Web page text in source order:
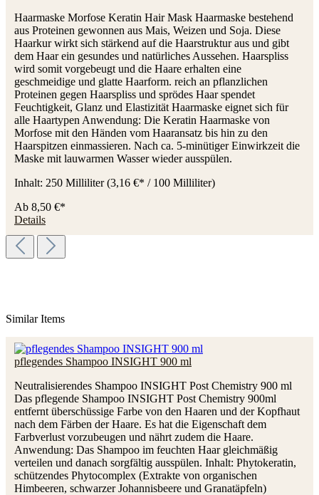
Haarmaske Morfose Keratin Hair Mask Haarmaske bestehend
aus Proteinen gewonnen aus Mais, Weizen und Soja. Diese
Haarkur wirkt sich stärkend auf die Haarstruktur aus und gibt
dem Haar ein gesundes und natürliches Aussehen. Haarspliss
wird somit vorgebeugt und die Haare erhalten eine
geschmeidige und glatte Haarform. reich an pflanzlichen
Proteinen gegen Haarspliss und sprödes Haar spendet
Feuchtigkeit, Glanz und Elastizität Haarmaske eignet sich für
alle Haartypen Anwendung: Die Keratin Haarmaske von
Morfose mit den Händen vom Haaransatz bis hin zu den
Haarspitzen einmassieren. Nach ca. 5-minütiger Einwirkzeit die
Maske mit lauwarmen Wasser wieder ausspülen.
Inhalt: 250 Milliliter(3,16 €* / 100 Milliliter)
Ab 8,50 €*
Details
Similar Items
pflegendes Shampoo INSIGHT 900 ml
Neutralisierendes Shampoo INSIGHT Post Chemistry 900 ml
Das pflegende Shampoo INSIGHT Post Chemistry 900ml
entfernt überschüssige Farbe von den Haaren und der Kopfhaut
nach dem Färben der Haare. Es hat die Eigenschaft dem
Farbverlust vorzubeugen und nährt zudem die Haare.
Anwendung: Das Shampoo im feuchten Haar gleichmäßig
verteilen und danach sorgfältig ausspülen. Inhalt: Phytokeratin,
schützendes Phytocomplex (Extrakte von organischen
Himbeeren, schwarzer Johannisbeere und Granatäpfeln)